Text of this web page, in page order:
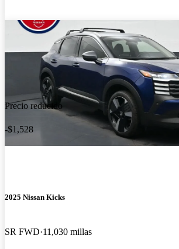
Precio reducido
-$1,528
2025 Nissan Kicks
SR FWD 11,030 millas